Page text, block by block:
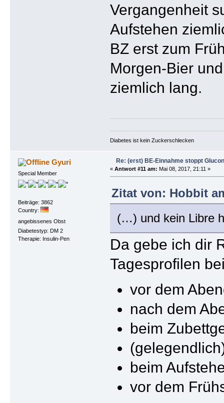
Vergangenheit
Aufstehen
BZ erst zum
Morgen-Bier
ziemlich lang.
Diabetes ist kein Zuckerschlecken
Gyuri
Special Member
Beiträge: 3862
Country:
angebissenes Obst
Diabetestyp: DM 2
Therapie: Insulin-Pen
Re: (erst) BE-Einnahme stoppt
« Antwort #11 am: Mai 08, 2017, 21:11 »
Zitat von: Hobbit
(…) und kein Libre
Da gebe ich dir
Tagesprofilen
vor dem
nach dem
beim
beim
vor dem